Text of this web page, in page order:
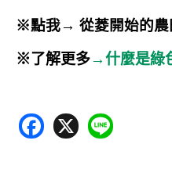
※點我→ 從菱開始的農
※了解更多→什麼是綠
F
ac
X